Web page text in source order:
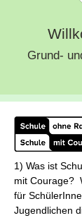
Grund-
1) Was ist
mit Courage?
für
Jugendlichen